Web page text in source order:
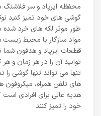
محفظه ایرپاد و سر
گوشی های خود تمیز کنید
طور موثر لکه های خرد شده
مواد سازگار با محیط
قطعات ایرپاد و هدفون
توانید آن را در هر زمان و
تنها می تواند تنها گوشی
های تلفن همراه، میکروفون
هدیه عالی برای افرادی
خود را تمیز کنند